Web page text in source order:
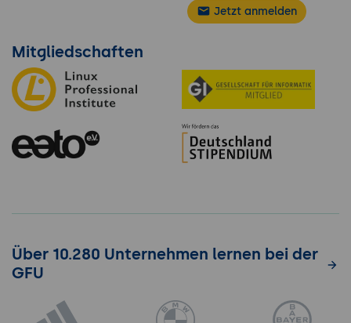
Jetzt anmelden
Mitgliedschaften
Über 10.280 Unternehmen lernen bei der
GFU